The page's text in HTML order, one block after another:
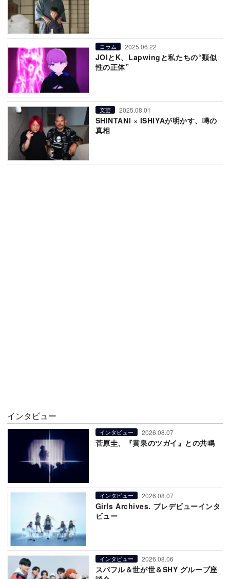
コラム 2025.06.22
JOIとK、Lapwingと私たちの“類似
性の正体”
文芸 2025.08.01
SHINTANI × ISHIYAが明かす、噂の
真相
インタビュー
インタビュー 2026.08.07
菅原圭、『黄泉のツガイ』との共鳴
インタビュー 2026.08.07
Girls Archives. プレデビューインタ
ビュー
インタビュー 2026.08.06
スパフル＆世が世＆SHY グループ座